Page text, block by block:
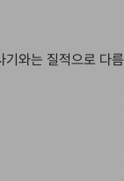
기와는 질적으로 다